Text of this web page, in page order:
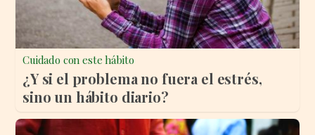
Cuidado con este hábito
¿Y si el problema no fuera el estrés,
sino un hábito diario?